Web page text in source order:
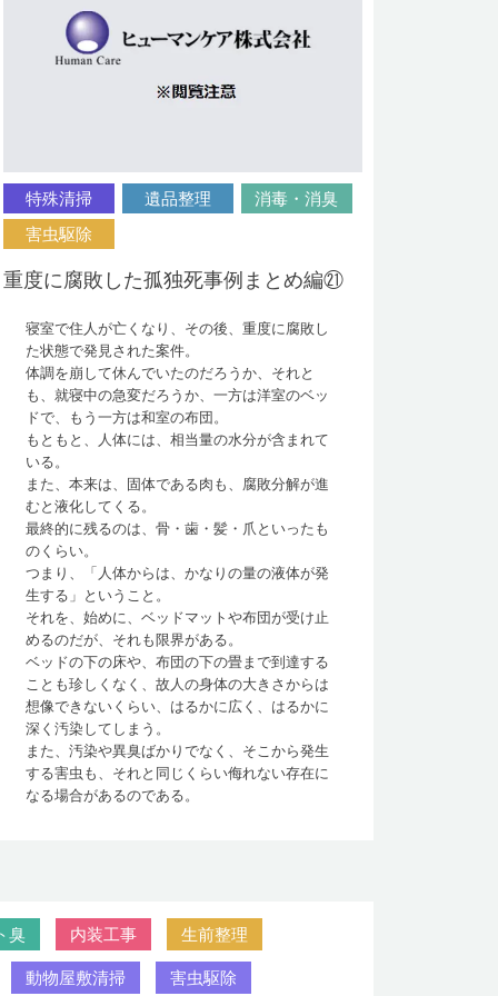
特殊清掃 遺品整理
消毒・消臭
害虫駆除
重度に腐敗した孤独死事例まとめ編㉑
寝室で住人が亡くなり、その後、重度に腐敗し
た状態で発見された案件。
体調を崩して休んでいたのだろうか、それと
も、就寝中の急変だろうか、一方は洋室のベッ
ドで、もう一方は和室の布団。
もともと、人体には、相当量の水分が含まれて
いる。
また、本来は、固体である肉も、腐敗分解が進
むと液化してくる。
最終的に残るのは、骨・歯・髪・爪といったも
のくらい。
つまり、「人体からは、かなりの量の液体が発
生する」ということ。
それを、始めに、ベッドマットや布団が受け止
めるのだが、それも限界がある。
ベッドの下の床や、布団の下の畳まで到達する
ことも珍しくなく、故人の身体の大きさからは
想像できないくらい、はるかに広く、はるかに
深く汚染してしまう。
また、汚染や異臭ばかりでなく、そこから発生
する害虫も、それと同じくらい侮れない存在に
なる場合があるのである。
臭 内装工事 生前整理
動物屋敷清掃 害虫駆除